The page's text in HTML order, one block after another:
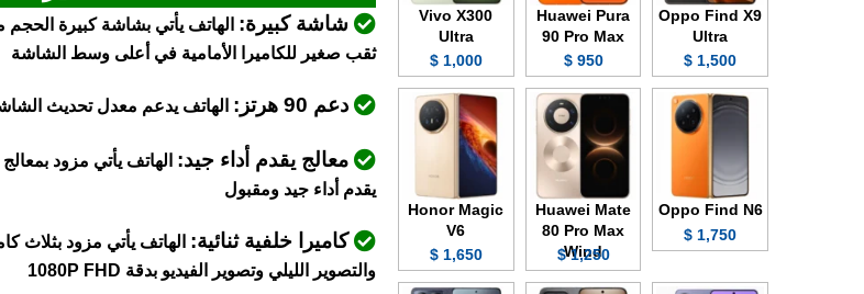
شاشة كبيرة:
ثقب صغير للكاميرا الأمامية في أعلى وسط الشاشة
دعم 90 هرتز: الهاتف يدعم معدل تحديث
معالج يقدم أداء جيد: الهاتف يأتي مزود بمعالج
يقدم أداء جيد ومقبول
كاميرا خلفية ثنائية: الهاتف يأتي مزود بثلاث كاميرات بدقة
والتصوير الليلي وتصوير الفيديو بدقة 1080P FHD
Oppo Find X9
Ultra
1,500 $
Huawei Pura
90 Pro Max
950 $
Vivo X300
Ultra
1,000 $
Oppo Find N6
1,750 $
Huawei Mate
80 Pro Max
Wind
1,250 $
Honor Magic
V6
1,650 $